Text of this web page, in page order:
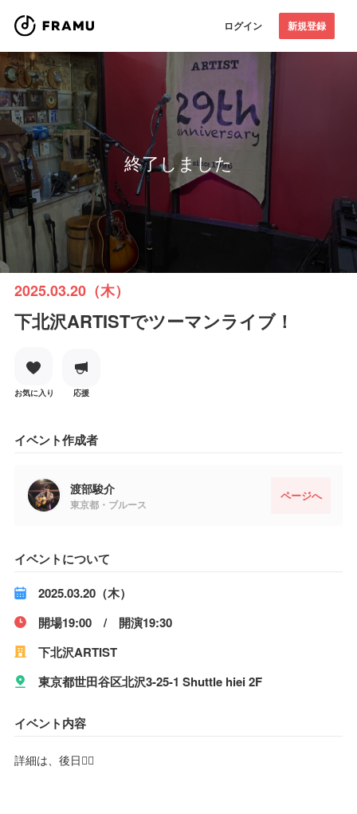
ログイン 新規登録
終了しました
2025.03.20（木）
下北沢ARTISTでツーマンライブ！
お気に入り 応援
イベント作成者
渡部駿介
東京都・ブルース
ページへ
イベントについて
2025.03.20（木）
開場19:00 / 開演19:30
下北沢ARTIST
東京都世田谷区北沢3-25-1 Shuttle hiei 2F
イベント内容
詳細は、後日🙇‍♂️